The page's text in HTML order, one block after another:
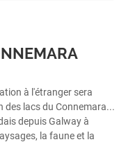
à l'étranger sera
des lacs du Connemara...
depuis Galway à
la faune et la